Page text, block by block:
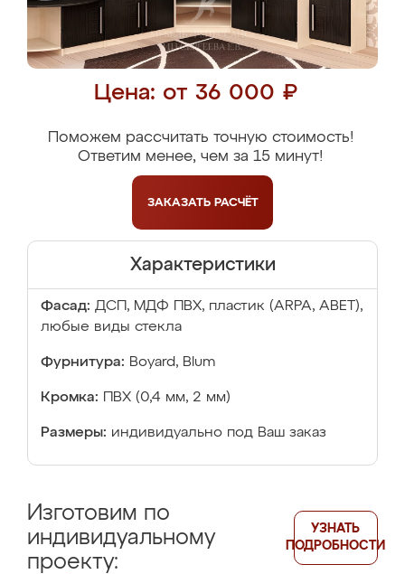
Цена: от 36 000 ₽
Поможем рассчитать точную стоимость!
Ответим менее, чем за 15 минут!
ЗАКАЗАТЬ РАСЧЁТ
Характеристики
Фасад: ДСП, МДФ ПВХ, пластик (ARPA, ABET),
любые виды стекла
Фурнитура: Boyard, Blum
Кромка: ПВХ (0,4 мм, 2 мм)
Размеры: индивидуально под Ваш заказ
Изготовим по
индивидуальному
проекту:
УЗНАТЬ
ПОДРОБНОСТИ